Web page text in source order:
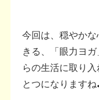
今回は、穏やか
きる、「眼力ヨ
らの生活に取り
とつになります